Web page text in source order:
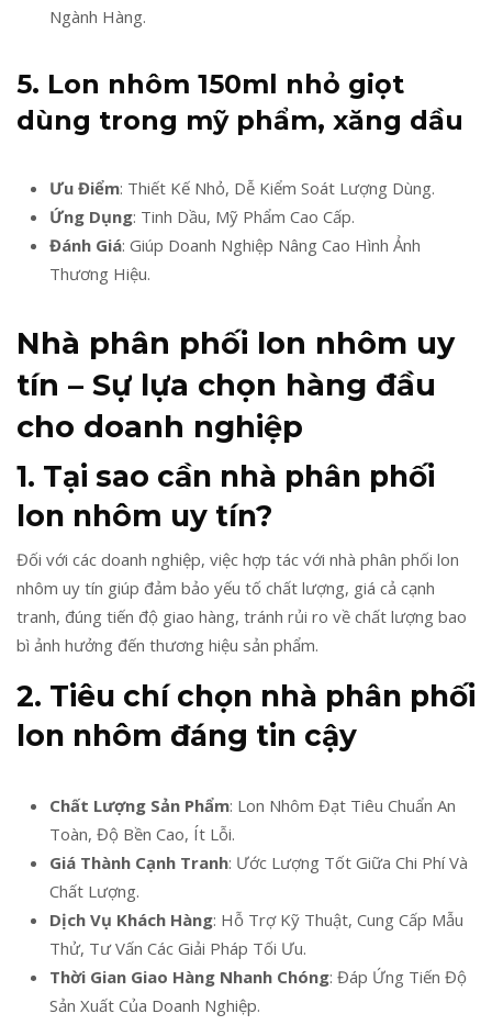
Ngành Hàng.
5. Lon nhôm 150ml nhỏ giọt
dùng trong mỹ phẩm, xăng dầu
Ưu Điểm: Thiết Kế Nhỏ, Dễ Kiểm Soát Lượng Dùng.
Ứng Dụng: Tinh Dầu, Mỹ Phẩm Cao Cấp.
Đánh Giá: Giúp Doanh Nghiệp Nâng Cao Hình Ảnh
Thương Hiệu.
Nhà phân phối lon nhôm uy
tín – Sự lựa chọn hàng đầu
cho doanh nghiệp
1. Tại sao cần nhà phân phối
lon nhôm uy tín?
Đối với các doanh nghiệp, việc hợp tác với nhà phân phối lon
nhôm uy tín giúp đảm bảo yếu tố chất lượng, giá cả cạnh
tranh, đúng tiến độ giao hàng, tránh rủi ro về chất lượng bao
bì ảnh hưởng đến thương hiệu sản phẩm.
2. Tiêu chí chọn nhà phân phối
lon nhôm đáng tin cậy
Chất Lượng Sản Phẩm: Lon Nhôm Đạt Tiêu Chuẩn An
Toàn, Độ Bền Cao, Ít Lỗi.
Giá Thành Cạnh Tranh: Ước Lượng Tốt Giữa Chi Phí Và
Chất Lượng.
Dịch Vụ Khách Hàng: Hỗ Trợ Kỹ Thuật, Cung Cấp Mẫu
Thử, Tư Vấn Các Giải Pháp Tối Ưu.
Thời Gian Giao Hàng Nhanh Chóng: Đáp Ứng Tiến Độ
Sản Xuất Của Doanh Nghiệp.